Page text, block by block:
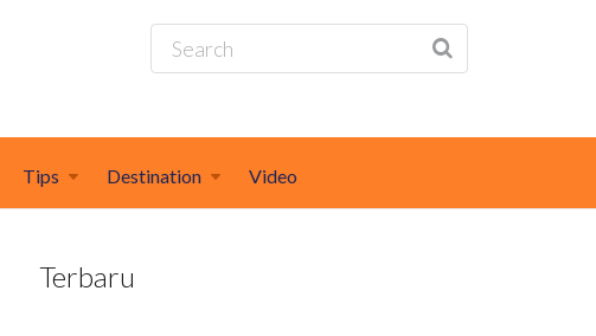
Tips Destination Video
Terbaru